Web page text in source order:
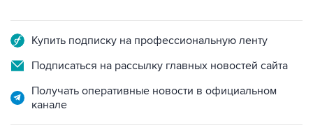
Купить подписку на профессиональную ленту
Подписаться на рассылку главных новостей сайта
Получать оперативные новости в официальном
канале